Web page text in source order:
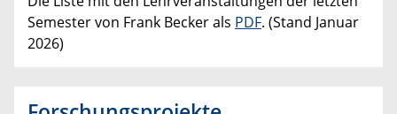
Semester von Frank Becker als PDF. (Stand Januar
2026)